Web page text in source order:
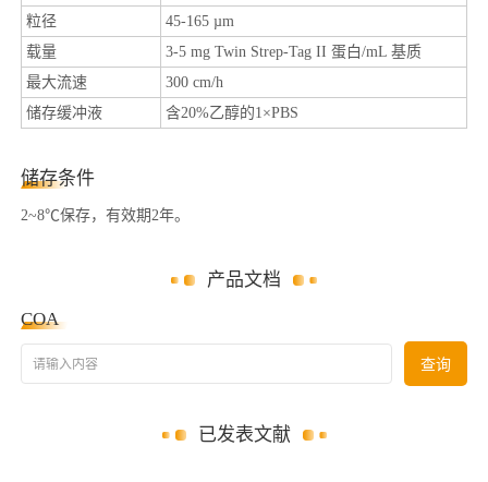
粒径
45-165 µm
载量
3-5 mg Twin Strep-Tag II 蛋白/mL 基质
最大流速
300 cm/h
储存缓冲液
含20%乙醇的1×PBS
储存条件
2~8℃保存，有效期2年。
产品文档
COA
请输入内容 查询
已发表文献